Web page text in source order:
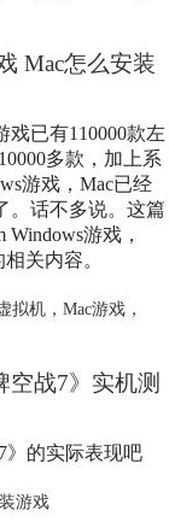
Mac怎么安装
戏已有110000款左
多款，加上系
游戏，Mac已经
。话不多说。这篇
游戏，
关内容。
拟机， Mac游戏，
空战7》实机测
》的实际表现吧
游戏